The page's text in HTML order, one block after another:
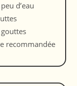
d’eau
recommandée